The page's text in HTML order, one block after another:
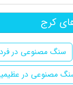
کرج
سنگ مصنوعی در
مصنوعی در